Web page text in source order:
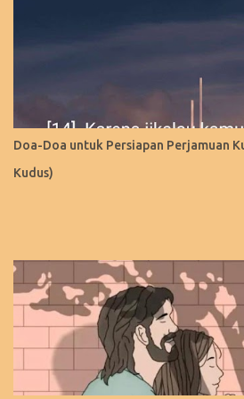
Doa-Doa untuk Persiapan Perjamuan
Kudus)